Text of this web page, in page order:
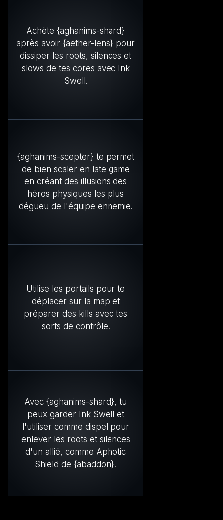
Achète {aghanims-shard}
après avoir {aether-lens} pour
dissiper les roots, silences et
slows de tes cores avec Ink
Swell.
{aghanims-scepter} te permet
de bien scaler en late game
en créant des illusions des
héros physiques les plus
dégueu de l'équipe ennemie.
Utilise les portails pour te
déplacer sur la map et
préparer des kills avec tes
sorts de contrôle.
Avec {aghanims-shard}, tu
peux garder Ink Swell et
l'utiliser comme dispel pour
enlever les roots et silences
d'un allié, comme Aphotic
Shield de {abaddon}.